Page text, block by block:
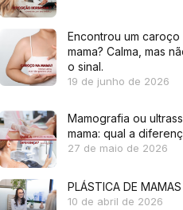
Encontrou um caroço
mama? Calma, mas
o sinal.
19 de junho de 2026
Mamografia ou
mama: qual a
27 de maio de 2026
PLÁSTICA DE MAMAS
10 de abril de 2026